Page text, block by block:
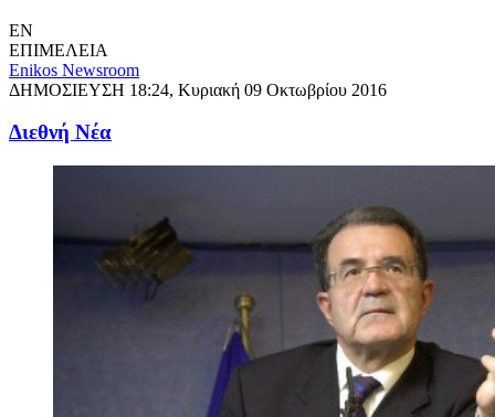
EN
ΕΠΙΜΕΛΕΙΑ
Enikos Newsroom
ΔΗΜΟΣΙΕΥΣΗ 18:24, Κυριακή 09 Οκτωβρίου 2016
Διεθνή Νέα